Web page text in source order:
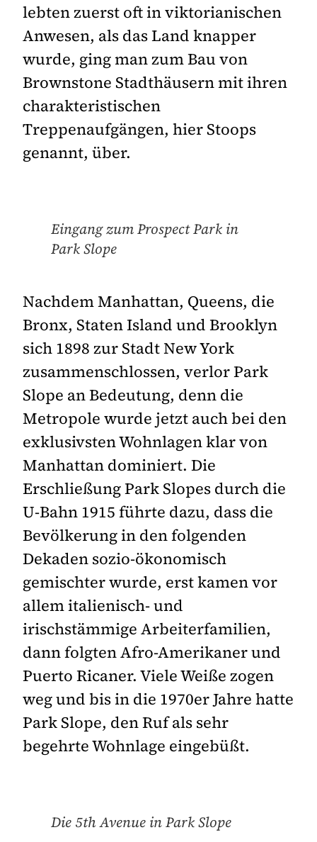
lebten zuerst oft in viktorianischen
Anwesen, als das Land knapper
wurde, ging man zum Bau von
Brownstone Stadthäusern mit ihren
charakteristischen
Treppenaufgängen, hier Stoops
genannt, über.
Eingang zum Prospect Park in
Park Slope
Nachdem Manhattan, Queens, die
Bronx, Staten Island und Brooklyn
sich 1898 zur Stadt New York
zusammenschlossen, verlor Park
Slope an Bedeutung, denn die
Metropole wurde jetzt auch bei den
exklusivsten Wohnlagen klar von
Manhattan dominiert. Die
Erschließung Park Slopes durch die
U-Bahn 1915 führte dazu, dass die
Bevölkerung in den folgenden
Dekaden sozio-ökonomisch
gemischter wurde, erst kamen vor
allem italienisch- und
irischstämmige Arbeiterfamilien,
dann folgten Afro-Amerikaner und
Puerto Ricaner. Viele Weiße zogen
weg und bis in die 1970er Jahre hatte
Park Slope, den Ruf als sehr
begehrte Wohnlage eingebüßt.
Die 5th Avenue in Park Slope